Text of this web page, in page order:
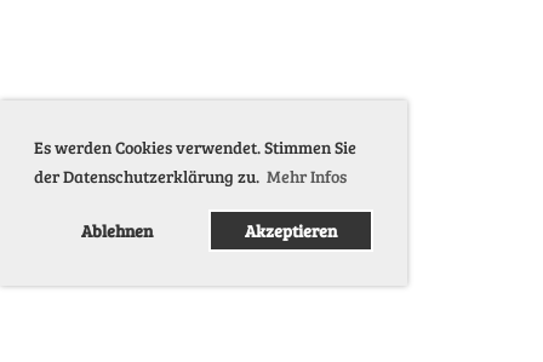
Es werden Cookies verwendet. Stimmen Sie
der Datenschutzerklärung zu. Mehr Infos
Ablehnen Akzeptieren